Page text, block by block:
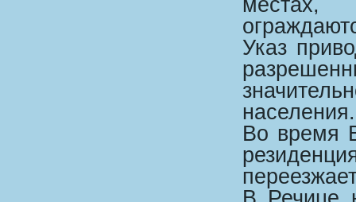
Указ
населения.
Во время